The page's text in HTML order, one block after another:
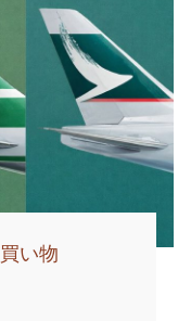
い物